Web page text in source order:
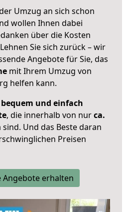
Umzug an sich schon
wollen Ihnen dabei
über die Kosten
Sie sich zurück – wir
Angebote für Sie, das
mit Ihrem Umzug von
helfen kann.
und einfach
, die innerhalb von nurca.
sind. Und das Beste daran
Preisen
Angebote erhalten